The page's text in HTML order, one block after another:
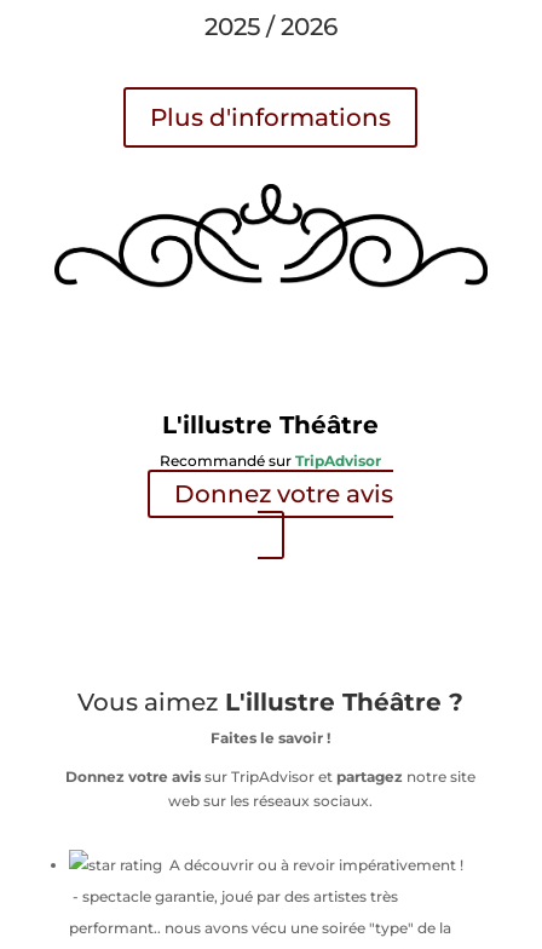
2025 / 2026
Plus d'informations
L'illustre Théâtre
Recommandé sur TripAdvisor
Donnez votre avis
Vous aimez L'illustre Théâtre ?
Faites le savoir !
Donnez votre avis sur TripAdvisor et partagez notre site
web sur les réseaux sociaux.
A découvrir ou à revoir impérativement !
- spectacle garantie, joué par des artistes très
performant.. nous avons vécu une soirée "type" de la